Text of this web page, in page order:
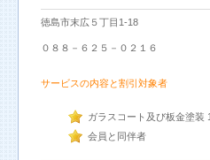
徳島市末広５丁目1-18
０８８－６２５－０２１６
サービスの内容と割引対象者
ガラスコート及び板金塗装
会員と同伴者